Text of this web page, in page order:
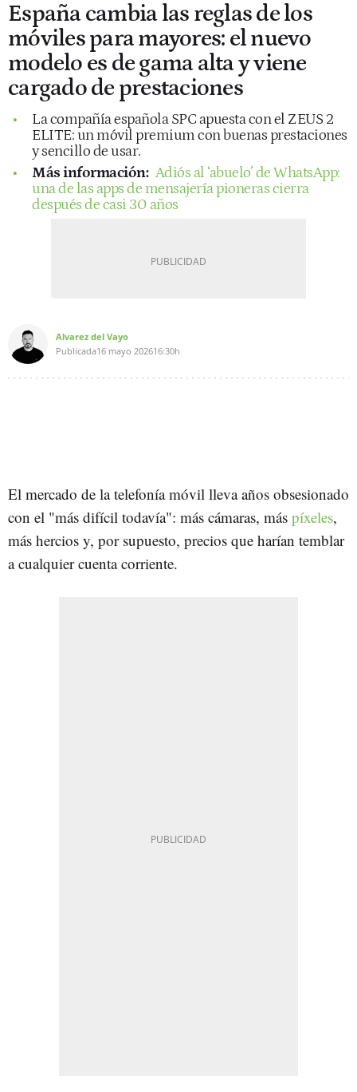
España cambia las reglas de los
móviles para mayores: el nuevo
modelo es de gama alta y viene
cargado de prestaciones
La compañía española SPC apuesta con el ZEUS 2
ELITE: un móvil premium con buenas prestaciones
y sencillo de usar.
Más información: Adiós al ‘abuelo’ de WhatsApp:
una de las apps de mensajería pioneras cierra
después de casi 30 años
Alvarez del Vayo
Publicada16 mayo 202616:30h
El mercado de la telefonía móvil lleva años obsesionado
con el "más difícil todavía": más cámaras, más píxeles,
más hercios y, por supuesto, precios que harían temblar
a cualquier cuenta corriente.